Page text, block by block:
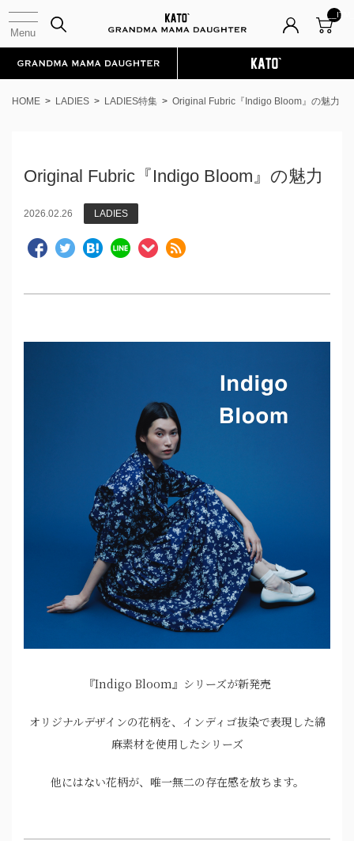
HOME LADIES LADIES特集 Original Fubric『Indigo Bloom』の魅力
Original Fubric『Indigo Bloom』の魅力
2026.02.26 LADIES
『Indigo Bloom』シリーズが新発売
オリジナルデザインの花柄を、インディゴ抜染で表現した綿
麻素材を使用したシリーズ
他にはない花柄が、唯一無二の存在感を放ちます。